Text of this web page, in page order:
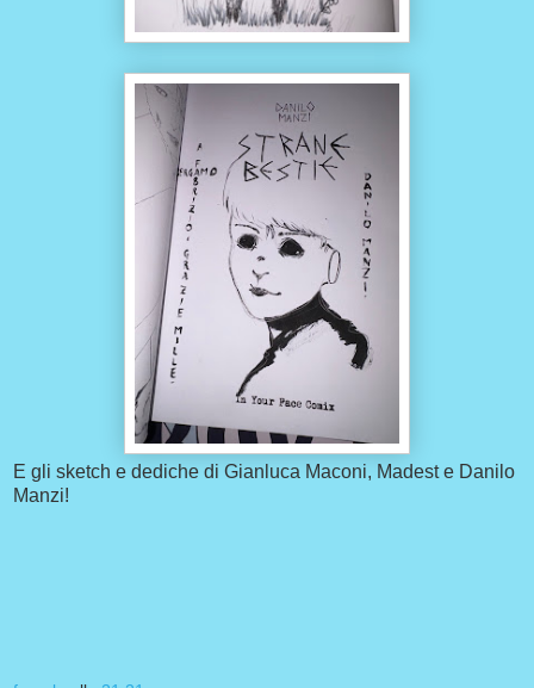
E gli sketch e dediche di Gianluca Maconi, Madest e Danilo
Manzi!